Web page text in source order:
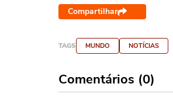
Compartilhar
TAGS MUNDO NOTÍCIAS
Comentários (0)